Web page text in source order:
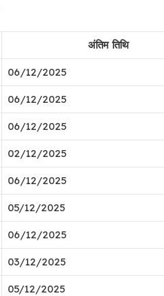
अंतिम तिथि
06/12/2025
06/12/2025
06/12/2025
02/12/2025
06/12/2025
05/12/2025
06/12/2025
03/12/2025
05/12/2025